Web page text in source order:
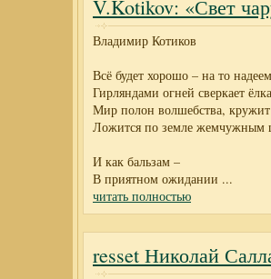
V.Kotikov: «Свет
Владимир Котиков
Всё будет хорошо – на то
Гирляндами огней сверкает
Мир полон волшебства,
Ложится по земле жемчужным
И как бальзам –
В приятном ожидании ...
читать полностью
resset Николай